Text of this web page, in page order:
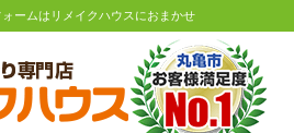
ームはリメイクハウスにおまかせ